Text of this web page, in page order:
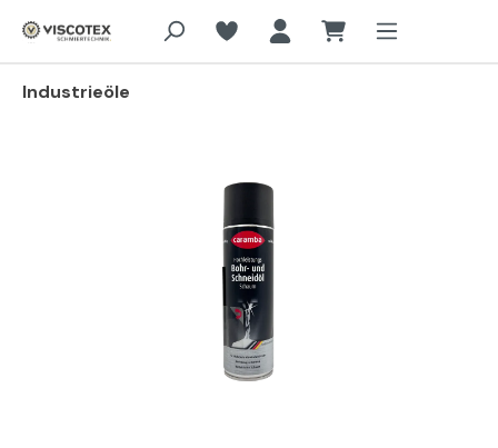
Zum Hauptinhalt springen
Industrieöle